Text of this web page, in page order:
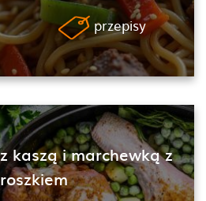
przepisy
kaszą i marchewką z